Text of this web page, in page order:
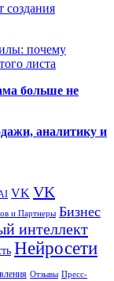
создания
почему
листа
больше не
аналитику и
VK VK
и Партнеры Бизнес
интеллект
Нейросети
Отзывы Пресс-